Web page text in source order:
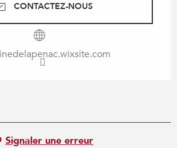
CONTACTEZ-NOUS
Signaler une erreur